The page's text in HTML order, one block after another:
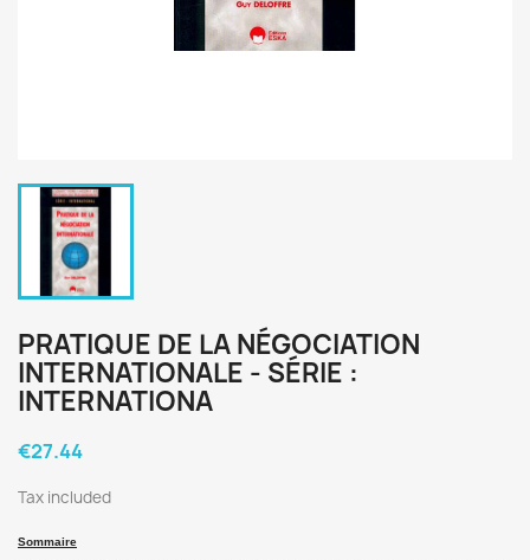
PRATIQUE DE LA NÉGOCIATION
INTERNATIONALE - SÉRIE :
INTERNATIONA
€27.44
Tax included
Sommaire